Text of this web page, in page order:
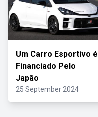
Um Carro Esportivo é
Financiado Pelo
Japão
25 September 2024